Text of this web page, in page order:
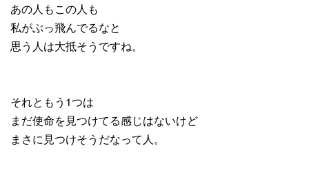
あの人もこの人も
私がぶっ飛んでるなと
思う人は大抵そうですね。
それともう1つは
まだ使命を見つけてる感じはないけど
まさに見つけそうだなって人。